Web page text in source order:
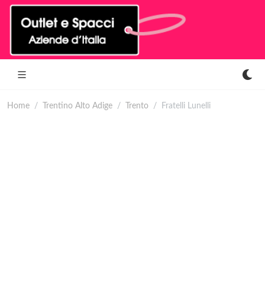
Home Trentino Alto Adige Trento Fratelli Lunelli